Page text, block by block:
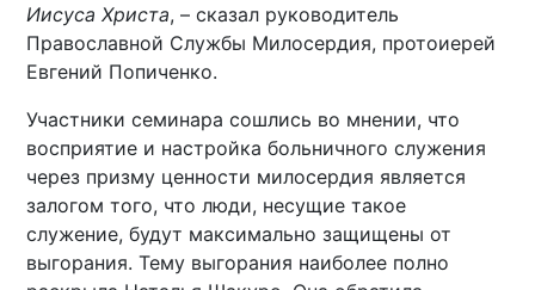
Иисуса Христа, – сказал руководитель
Православной Службы Милосердия, протоиерей
Евгений Попиченко.
Участники семинара сошлись во мнении, что
восприятие и настройка больничного служения
через призму ценности милосердия является
залогом того, что люди, несущие такое
служение, будут максимально защищены от
выгорания. Тему выгорания наиболее полно